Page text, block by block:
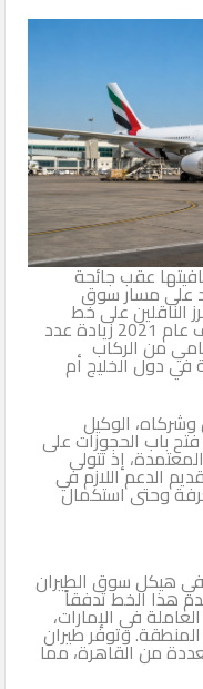
عقب جائحة
بعيد على مسار سوق
الناقلين على خط
القاهرة-دبي، واصلت خلال أشهر خريف عام 2021 زيادة عدد
من الركاب
في دول الخليج أم
الوكيل
باب الحجوزات على
إذ تتولى
الدعم اللازم في
وحتى استكمال
هيكل سوق الطيران
هذا الخط تدفقاً
في الإمارات،
وتوفر طيران
من القاهرة، مما